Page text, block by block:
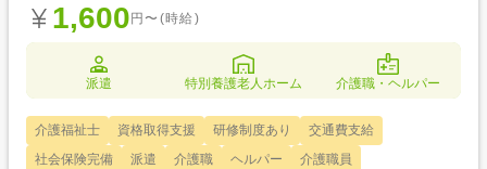
1,600 円〜(時給)
派遣 特別養護老人ホーム 介護職・ヘルパー
介護福祉士 資格取得支援 研修制度あり
交通費支給
社会保険完備
派遣 介護職 ヘルパー
介護職員